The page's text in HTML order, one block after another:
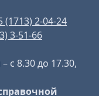
(1713) 2-04-24
3-51-66
с 8.30 до 17.30,